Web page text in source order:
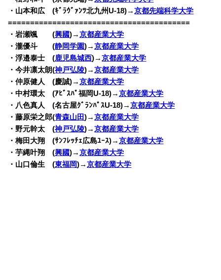
・山本和広 (ｷﾞﾗｳﾞｧﾝﾂ北九州U-18)→京都先端科学大学
=========================================
・岩瀬颯 (興國)→京都産業大学
・瀧優斗 (静岡学園)→京都産業大学
・浮邉泰士 (鹿児島城西)→京都産業大学
・今井凛太朗(神戸弘陵)→京都産業大学
・仲原健人 (慶誠)→京都産業大学
・中村環太 (ｱﾋﾞｽﾊﾟ福岡U-18)→京都産業大学
・八色真人 (名古屋ｸﾞﾗﾝﾊﾟｽU-18)→京都産業大学
・藤原栄之郎(青森山田)→京都産業大学
・野元幹太 (神戸弘陵)→京都産業大学
・梅田大翔 (ｻﾝﾌﾚｯﾁｪ広島ﾕｰｽ)→京都産業大学
・芋縄叶翔 (興國)→京都産業大学
・山口倫生 (東福岡)→京都産業大学